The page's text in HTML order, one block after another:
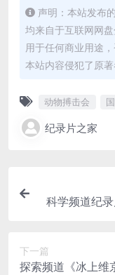
声明：本站发布
均来自于互联网网
用于任何商业用途
本站内容侵犯了原
动物搏击会
纪录片之家
科学频道纪
下一篇
探索频道《冰上